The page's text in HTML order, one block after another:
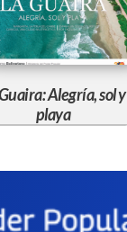
Alegría, sol y
playa